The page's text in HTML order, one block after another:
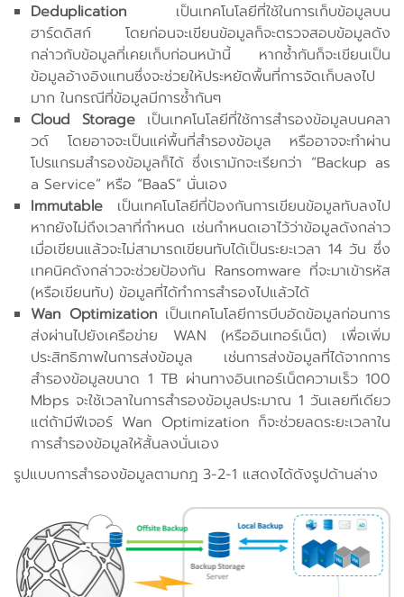
Deduplication เป็นเทคโนโลยีที่ใช้ในการเก็บข้อมูลบน
ฮาร์ดดิสก์ โดยก่อนจะเขียนข้อมูลก็จะตรวจสอบข้อมูลดัง
กล่าวกับข้อมูลที่เคยเก็บก่อนหน้านี้ หากซ้ำกันก็จะเขียนเป็น
ข้อมูลอ้างอิงแทนซึ่งจะช่วยให้ประหยัดพื้นที่การจัดเก็บลงไป
มาก ในกรณีที่ข้อมูลมีการซ้ำกันๆ
Cloud Storage เป็นเทคโนโลยีที่ใช้การสำรองข้อมูลบนคลา
วด์ โดยอาจจะเป็นแค่พื้นที่สำรองข้อมูล หรืออาจจะทำผ่าน
โปรแกรมสำรองข้อมูลก็ได้ ซึ่งเรามักจะเรียกว่า “Backup as
a Service” หรือ “BaaS” นั่นเอง
Immutable เป็นเทคโนโลยีที่ป้องกันการเขียนข้อมูลทับลงไป
หากยังไม่ถึงเวลาที่กำหนด เช่นกำหนดเอาไว้ว่าข้อมูลดังกล่าว
เมื่อเขียนแล้วจะไม่สามารถเขียนทับได้เป็นระยะเวลา 14 วัน ซึ่ง
เทคนิคดังกล่าวจะช่วยป้องกัน Ransomware ที่จะมาเข้ารหัส
(หรือเขียนทับ) ข้อมูลที่ได้ทำการสำรองไปแล้วได้
Wan Optimizationเป็นเทคโนโลยีการบีบอัดข้อมูลก่อนการ
ส่งผ่านไปยังเครือข่าย WAN (หรืออินเทอร์เน็ต) เพื่อเพิ่ม
ประสิทธิภาพในการส่งข้อมูล เช่นการส่งข้อมูลที่ได้จากการ
สำรองข้อมูลขนาด 1 TB ผ่านทางอินเทอร์เน็ตความเร็ว 100
Mbps จะใช้เวลาในการสำรองข้อมูลประมาณ 1 วันเลยทีเดียว
แต่ถ้ามีฟีเจอร์ Wan Optimization ก็จะช่วยลดระยะเวลาใน
การสำรองข้อมูลให้สั้นลงนั่นเอง
รูปแบบการสำรองข้อมูลตามกฎ 3-2-1 แสดงได้ดังรูปด้านล่าง